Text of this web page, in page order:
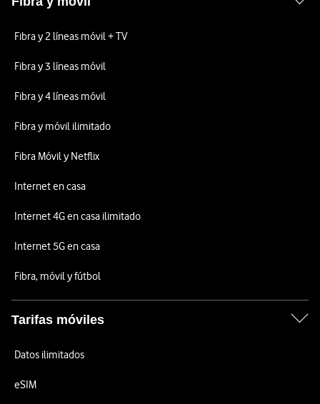
Fibra y 2 líneas móvil + TV
Fibra y 3 líneas móvil
Fibra y 4 líneas móvil
Fibra y móvil ilimitado
Fibra Móvil y Netflix
Internet en casa
Internet 4G en casa ilimitado
Internet 5G en casa
Fibra, móvil y fútbol
Tarifas móviles
Datos ilimitados
eSIM